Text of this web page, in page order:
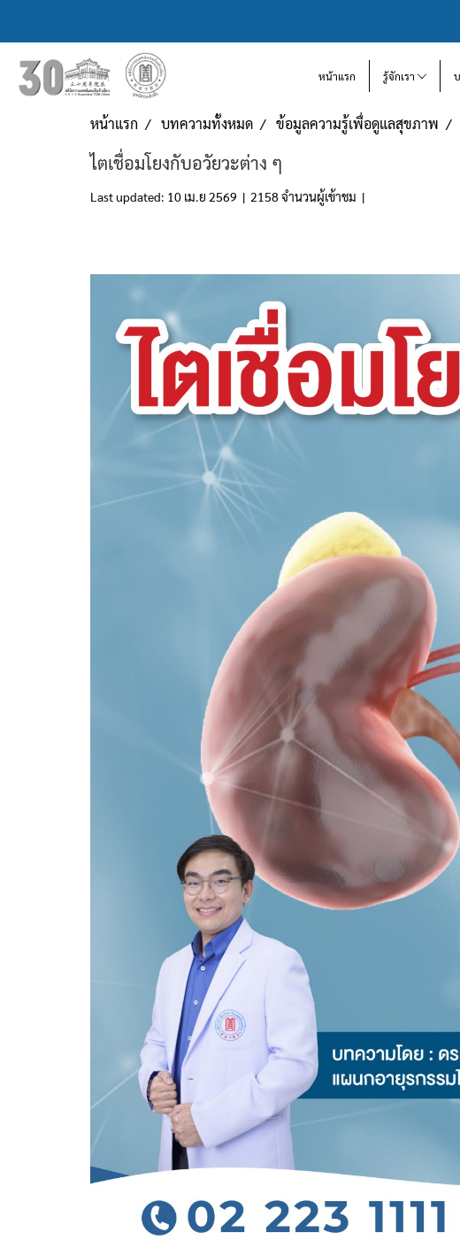
หน้าแรก รู้จักเรา
หน้าแรก บทความทั้งหมด ข้อมูลความรู้เพื่อดูแลสุขภาพ
ไตเชื่อมโยงกับอวัยวะต่าง ๆ
Last updated: 10 เม.ย 2569 | 2158 จำนวนผู้เข้าชม |